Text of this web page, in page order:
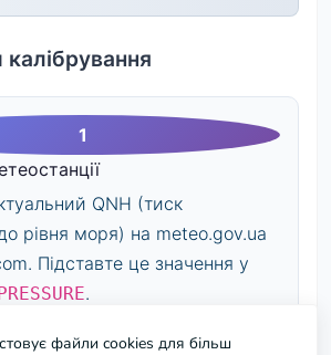
QNH (тиск
рівня моря) на meteo.gov.ua
Підставте це значення у
.
файли cookies для більш